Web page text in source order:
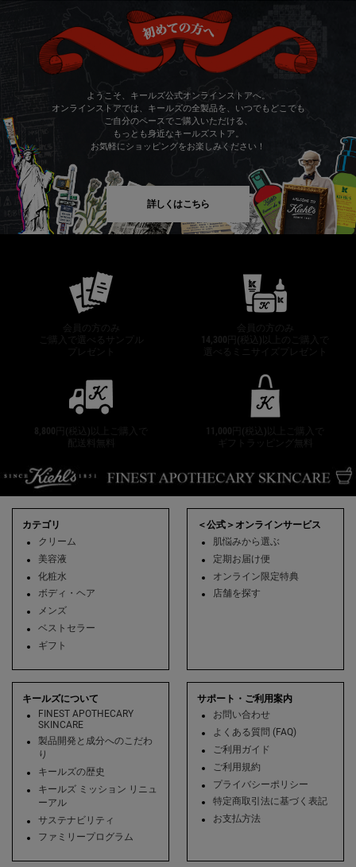
ようこそ、キールズ公式オンラインストアへ。
オンラインストアでは、キールズの全製品を、いつでもどこでも
ご自分のペースでご購入いただける、
もっとも身近なキールズストア。
お気軽にショッピングをお楽しみください！
詳しくはこちら
会員の方のみ
ご購入で選べるサンプル
会員の方のみ
14,300円(税込)以上のご購入で
選べるミニサイズプレゼント
8,800円(税込)以上ご購入で
11,000円(税込)以上ご購入で
カテゴリ
クリーム
美容液
化粧水
ボディ・ヘア
メンズ
ベストセラー
ギフト
＜公式＞オンラインサービス
肌悩みから選ぶ
定期お届け便
オンライン限定特典
店舗を探す
キールズについて
FINEST APOTHECARY
SKINCARE
製品開発と成分へのこだわ
り
キールズの歴史
キールズ ミッション リニュ
ーアル
サステナビリティ
ファミリープログラム
サポート・ご利用案内
お問い合わせ
よくある質問 (FAQ)
ご利用ガイド
ご利用規約
プライバシーポリシー
特定商取引法に基づく表記
お支払方法